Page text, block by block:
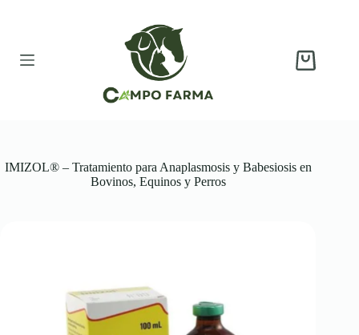
Carro
IMIZOL® – Tratamiento para Anaplasmosis y Babesiosis en
Bovinos, Equinos y Perros